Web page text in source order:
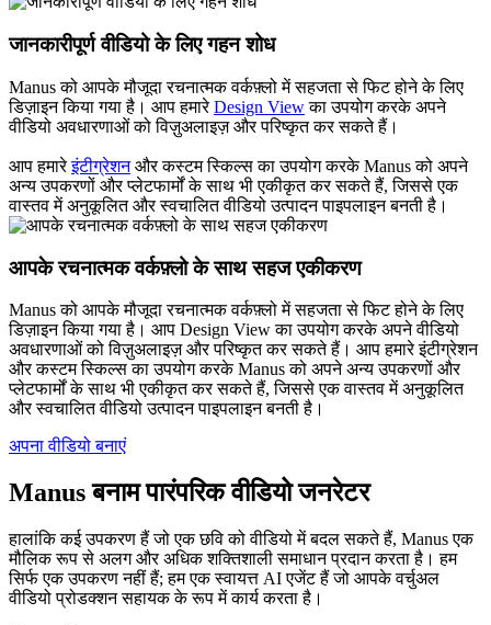
जानकारीपूर्ण वीडियो के लिए गहन शोध
Manus को आपके मौजूदा रचनात्मक वर्कफ़्लो में सहजता से फिट होने के लिए
डिज़ाइन किया गया है। आप हमारेDesign Viewका उपयोग करके अपने
वीडियो अवधारणाओं को विज़ुअलाइज़ और परिष्कृत कर सकते हैं।
आप हमारेइंटीग्रेशनऔर कस्टम स्किल्स का उपयोग करके Manus को अपने
अन्य उपकरणों और प्लेटफार्मों के साथ भी एकीकृत कर सकते हैं, जिससे एक
वास्तव में अनुकूलित और स्वचालित वीडियो उत्पादन पाइपलाइन बनती है।
आपके रचनात्मक वर्कफ़्लो के साथ सहज एकीकरण
Manus को आपके मौजूदा रचनात्मक वर्कफ़्लो में सहजता से फिट होने के लिए
डिज़ाइन किया गया है। आप Design View का उपयोग करके अपने वीडियो
अवधारणाओं को विज़ुअलाइज़ और परिष्कृत कर सकते हैं। आप हमारे इंटीग्रेशन
और कस्टम स्किल्स का उपयोग करके Manus को अपने अन्य उपकरणों और
प्लेटफार्मों के साथ भी एकीकृत कर सकते हैं, जिससे एक वास्तव में अनुकूलित
और स्वचालित वीडियो उत्पादन पाइपलाइन बनती है।
अपना वीडियो बनाएं
Manus बनाम पारंपरिक वीडियो जनरेटर
हालांकि कई उपकरण हैं जो एक छवि को वीडियो में बदल सकते हैं, Manus एक
मौलिक रूप से अलग और अधिक शक्तिशाली समाधान प्रदान करता है। हम
सिर्फ एक उपकरण नहीं हैं; हम एक स्वायत्त AI एजेंट हैं जो आपके वर्चुअल
वीडियो प्रोडक्शन सहायक के रूप में कार्य करता है।